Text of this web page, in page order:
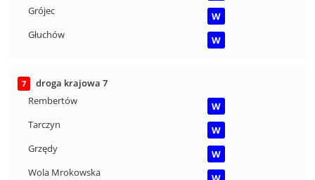
Grójec
W
Głuchów
W
7
droga krajowa 7
Rembertów
W
Tarczyn
W
Grzędy
W
Wola Mrokowska